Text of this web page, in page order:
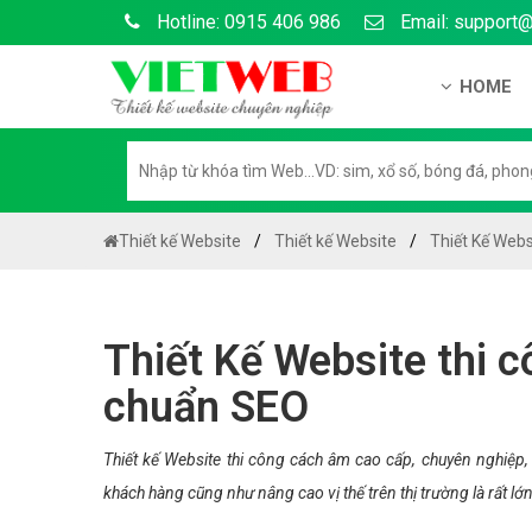
Hotline: 0915 406 986 Email:
HOME
Hướng
Chính
Chính
Thiết kế Website Thiết kế Website Thiết Kế
Thiết Kế Website thi
chuẩn SEO
Thiết kế Website thi công cách âm cao cấp, chuyên
khách hàng cũng như nâng cao vị thế trên thị trường là rất lớn.